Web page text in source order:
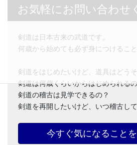
お気軽にお問い合わせ
剣道は日本古来の武道です。
何歳から始めても必ず身につけること
剣道をはじめたいけど、道具はどう
剣道は何歳くらいからはじめられるの
剣道の稽古は見学できるの？
剣道を再開したいけど、いつ稽古し
今すぐ気になることを